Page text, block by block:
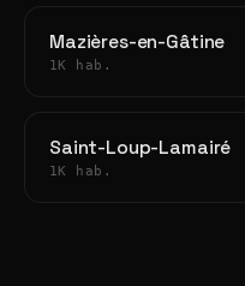
Mazières-en-Gâtine
1K hab.
Saint-Loup-Lamairé
1K hab.